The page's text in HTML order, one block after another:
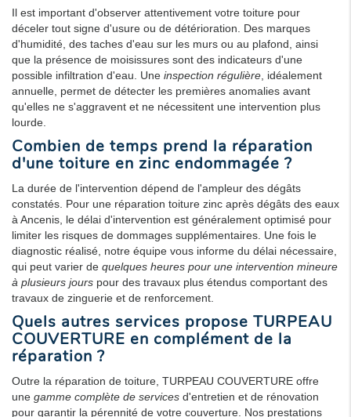
Il est important d'observer attentivement votre toiture pour
déceler tout signe d'usure ou de détérioration. Des marques
d'humidité, des taches d'eau sur les murs ou au plafond, ainsi
que la présence de moisissures sont des indicateurs d'une
possible infiltration d'eau. Une inspection régulière, idéalement
annuelle, permet de détecter les premières anomalies avant
qu'elles ne s'aggravent et ne nécessitent une intervention plus
lourde.
Combien de temps prend la réparation
d'une toiture en zinc endommagée ?
La durée de l'intervention dépend de l'ampleur des dégâts
constatés. Pour une réparation toiture zinc après dégâts des eaux
à Ancenis, le délai d'intervention est généralement optimisé pour
limiter les risques de dommages supplémentaires. Une fois le
diagnostic réalisé, notre équipe vous informe du délai nécessaire,
qui peut varier de quelques heures pour une intervention mineure
à plusieurs jours pour des travaux plus étendus comportant des
travaux de zinguerie et de renforcement.
Quels autres services propose TURPEAU
COUVERTURE en complément de la
réparation ?
Outre la réparation de toiture, TURPEAU COUVERTURE offre
une gamme complète de services d'entretien et de rénovation
pour garantir la pérennité de votre couverture. Nos prestations